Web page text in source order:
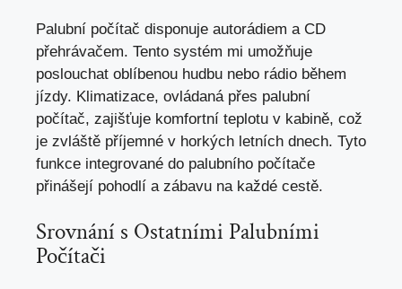
Palubní počítač disponuje autorádiem a CD
přehrávačem. Tento systém mi umožňuje
poslouchat oblíbenou hudbu nebo rádio během
jízdy. Klimatizace, ovládaná přes palubní
počítač, zajišťuje komfortní teplotu v kabině, což
je zvláště příjemné v horkých letních dnech. Tyto
funkce integrované do palubního počítače
přinášejí pohodlí a zábavu na každé cestě.
Srovnání s Ostatními Palubními
Počítači